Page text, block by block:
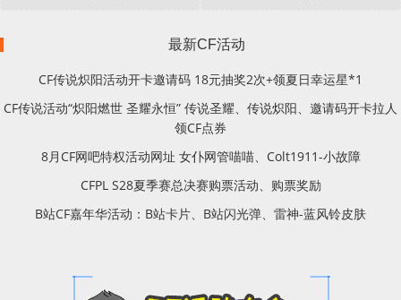
最新CF活动
CF传说炽阳活动开卡邀请码 18元抽奖2次+领夏日幸运星*1
CF传说活动“炽阳燃世 圣耀永恒” 传说圣耀、传说炽阳、邀请码开卡拉人
领CF点券
8月CF网吧特权活动网址 女仆网管喵喵、Colt1911-小故障
CFPL S28夏季赛总决赛购票活动、购票奖励
B站CF嘉年华活动：B站卡片、B站闪光弹、雷神-蓝风铃皮肤